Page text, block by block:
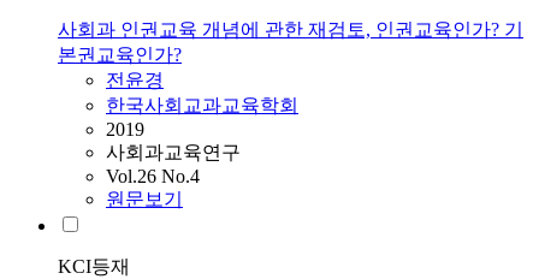
사회과 인권교육 개념에 관한 재검토, 인권교육인가? 기
본권교육인가?
전윤경
한국사회교과교육학회
2019
사회과교육연구
Vol.26 No.4
원문보기
KCI등재